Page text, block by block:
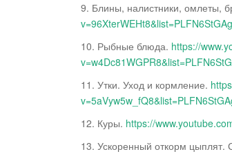
9. Блины, налистники, омлеты,
10. Рыбные блюда. https://
11. Утки. Уход и кормление.
12. Куры. https://
13. Ускоренный откорм цыплят.